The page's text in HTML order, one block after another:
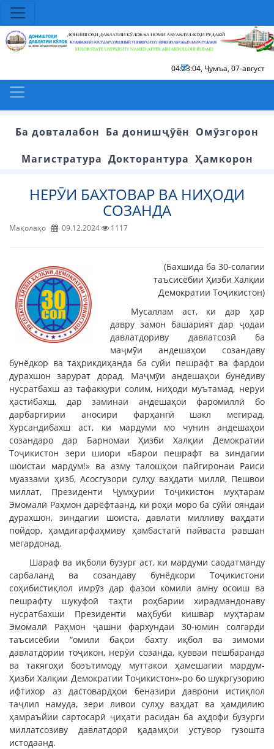
04:23:05, Ҷумъа, 07-август
Ба довталабон Ба донишҷӯён Омӯзгорон
Магистратура Докторантура Ҳамкорон
НЕРӮИ БАХТОВАР ВА НИҲОДИ
СОЗАНДА
Мақолаҳо 09.12.2024 1117
(Бахшида ба 30-солагии
таъсисёбии Ҳизби Халқии
Демократии Тоҷикистон)
Мусаллам аст, ки дар ҳар
давру замон башарият дар ҷодаи
давлатдориву давлатсозӣ ба
маҷмӯи андешаҳои созандаву
бунёдкор ва таҳрикдиҳанда ба суйи пешрафт ва фардои
дурахшон зарурат дорад. Маҷмӯи андешаҳои бунёдиву
нусратбахш аз тафаккури солим, ниҳоди муътамад, неруи
ҳастибахш, дар заминаи андешаҳои фаромиллӣ бо
дарбаргирии аносири фарҳангӣ шакл мегирад.
Хурсандибахш аст, ки мардуми мо чунин андешаҳои
созандаро дар Барномаи Ҳизби Халқии Демократии
Тоҷикистон зери шиори «Барои пешрафт ва зиндагии
шоистаи мардум!» ва азму талошҳои пайгиронаи Раиси
муаззами ҳизб, Асосгузори сулҳу ваҳдати миллӣ, Пешвои
миллат, Президенти Ҷумҳурии Тоҷикистон муҳтарам
Эмомалӣ Раҳмон дарёфтаанд, ки роҳи моро ба сӯйи ояндаи
дурахшон, зиндагии шоиста, давлати милливу ваҳдати
пойдор, ҳамдигарфаҳмиву ҳамбастагӣ пайваста равшан
мегардонад.
Шараф ва иқболи бузург аст, ки мардуми саодатманду
сарбаланд ва созандаву бунёдкори Тоҷикистони
соҳибистиқлол имрӯз дар фазои комили амну осоиш ва
пешрафту шукуфоӣ таҳти роҳбарии хирадмандонаву
нусратбахши Президенти маҳбуби кишвар муҳтарам
Эмомалӣ Раҳмон ҷашни фархундаи 30-юмин солгарди
таъсисёбии “омили бақои бахту иқбол ва зимоми
давлатдории тоҷикон, нерӯи созанда, қувваи пешбаранда
ва такягоҳи боэътимоду муттакои ҳамешагии мардум-
Ҳизби Халқии Демократии Тоҷикистон»-ро бо шукргузорию
ифтихор аз дастовардҳои беназири даврони истиқлол
таҷлил намуда, зери ливои сулҳу ваҳдат ва ҳамдилию
ҳамраъйии сартосарӣ ҷиҳати расидан ба аҳдофи бузурги
миллатсозиву давлатдорӣ қадамҳои устувор гузошта
истодаанд.